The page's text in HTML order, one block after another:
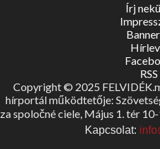
Írj
RSS
Copyright © 2025
hírportál működtetője:
za spoločné ciele, Május 1. tér
Kapcsolat: